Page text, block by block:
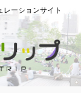
ーションサイト